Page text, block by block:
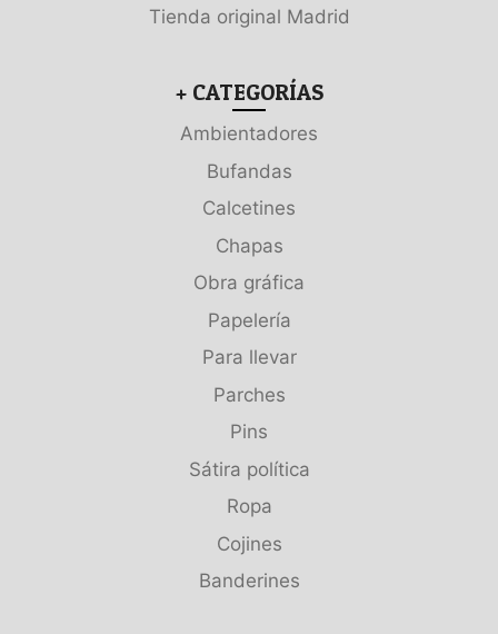
Tienda original Madrid
+ CATEGORÍAS
Ambientadores
Bufandas
Calcetines
Chapas
Obra gráfica
Papelería
Para llevar
Parches
Pins
Sátira política
Ropa
Cojines
Banderines